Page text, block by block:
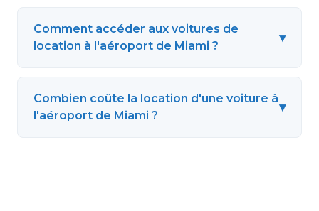
Comment accéder aux voitures de
location à l'aéroport de Miami ?
▾
Combien coûte la location d'une voiture à
l'aéroport de Miami ?
▾